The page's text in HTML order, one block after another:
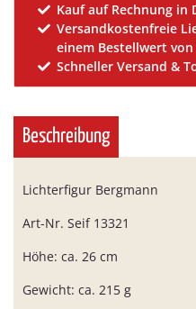
Kauf auf Rechnung in
Versandkostenfreie
einem Bestellwert von
Schneller Versand &
Beschreibung
Lichterfigur Bergmann
Art-Nr. Seif 13321
Höhe: ca. 26 cm
Gewicht: ca. 215 g